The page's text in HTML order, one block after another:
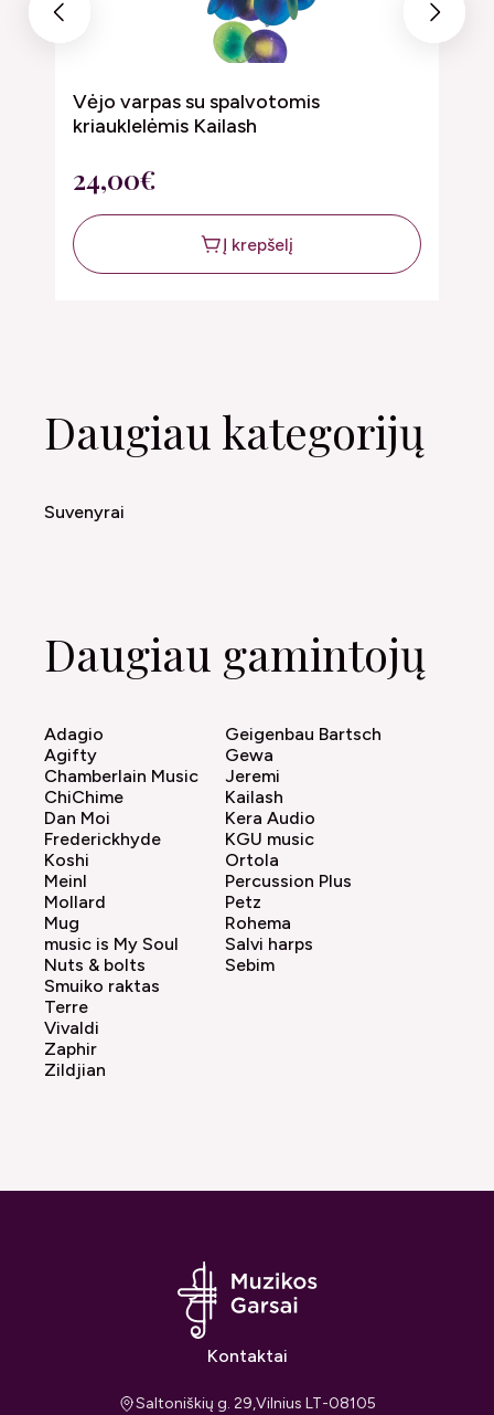
Previous
Vėjo varpas su spalvotomis
kriauklelėmis Kailash
24,00€
Į krepšelį
Next
Daugiau kategorijų
Suvenyrai
Daugiau gamintojų
Adagio
Agifty
Chamberlain Music
ChiChime
Dan Moi
Frederickhyde
Geigenbau Bartsch
Gewa
Jeremi
Kailash
Kera Audio
KGU music
Koshi
Meinl
Mollard
Mug
music is My Soul
Nuts & bolts
Ortola
Percussion Plus
Petz
Rohema
Salvi harps
Sebim
Smuiko raktas
Terre
Vivaldi
Zaphir
Zildjian
Kontaktai
Saltoniškių g. 29,Vilnius LT-08105